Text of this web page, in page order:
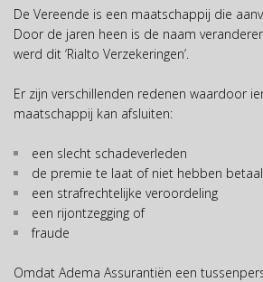
De Vereende is een maatschappij die
Door de jaren heen is de naam
werd dit ‘Rialto Verzekeringen’.
Er zijn verschillenden redenen waardoor
maatschappij kan afsluiten:
een slecht schadeverleden
de premie te laat of niet hebben
een strafrechtelijke veroordeling
een rijontzegging of
fraude
Omdat Adema Assurantiën een